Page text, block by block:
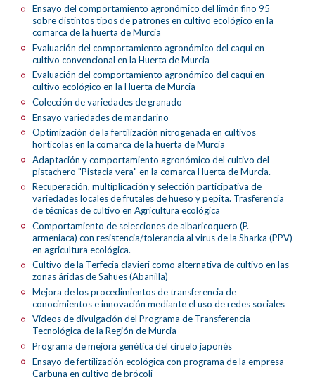
Ensayo del comportamiento agronómico del limón fino 95
sobre distintos tipos de patrones en cultivo ecológico en la
comarca de la huerta de Murcia
Evaluación del comportamiento agronómico del caqui en
cultivo convencional en la Huerta de Murcia
Evaluación del comportamiento agronómico del caqui en
cultivo ecológico en la Huerta de Murcia
Colección de variedades de granado
Ensayo variedades de mandarino
Optimización de la fertilización nitrogenada en cultivos
hortícolas en la comarca de la huerta de Murcia
Adaptación y comportamiento agronómico del cultivo del
pistachero "Pistacia vera" en la comarca Huerta de Murcia.
Recuperación, multiplicación y selección participativa de
variedades locales de frutales de hueso y pepita. Trasferencia
de técnicas de cultivo en Agricultura ecológica
Comportamiento de selecciones de albaricoquero (P.
armeniaca) con resistencia/tolerancia al virus de la Sharka (PPV)
en agricultura ecológica.
Cultivo de la Terfecia clavieri como alternativa de cultivo en las
zonas áridas de Sahues (Abanilla)
Mejora de los procedimientos de transferencia de
conocimientos e innovación mediante el uso de redes sociales
Vídeos de divulgación del Programa de Transferencia
Tecnológica de la Región de Murcia
Programa de mejora genética del ciruelo japonés
Ensayo de fertilización ecológica con programa de la empresa
Carbuna en cultivo de brócoli